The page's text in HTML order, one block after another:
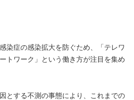
染症の感染拡大を防ぐため、「テレワ
トワーク」という働き方が注目を集め
とする不測の事態により、これまでの